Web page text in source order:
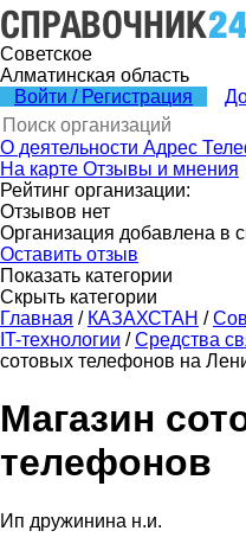
Советское
Алматинская область
Войти / Регистрация
О деятельности Адрес
На карте Отзывы и мнения
Рейтинг организации:
Отзывов нет
Организация добавлена в
Оставить отзыв
Показать категории
Скрыть категории
Главная / КАЗАХСТАН /
IT-технологии / Средства
сотовых телефонов на
Магазин
телефонов
Ип дружинина н.и.